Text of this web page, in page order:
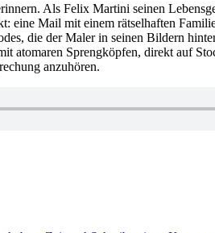
Als Felix Martini seinen
eine Mail mit einem rätselhaften
die der Maler in seinen Bildern
atomaren Sprengköpfen, direkt auf
anzuhören.